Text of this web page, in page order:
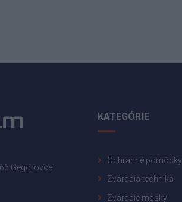
Gegorovce
KATEGÓRIE
Ochranné pomôcky
Zváracia technika
Zváracie masky